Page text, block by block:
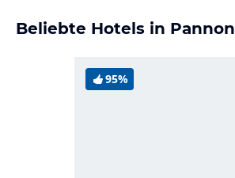
Beliebte Hotels in
95%